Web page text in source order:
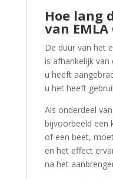
Hoe lang
van EMLA
De duur van het
is afhankelijk van
u heeft
u het heeft
Als onderdeel
bijvoorbeeld een
of een beet,
en het effect
na het